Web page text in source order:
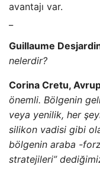
avantajı var.
Guillaume
nelerdir?
Corina Cretu,
önemli. Bölgenin
veya yenilik, her
silikon vadisi gibi
bölgenin araba -
stratejileri”